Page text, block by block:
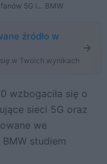
5G i… BMW
źródło w
w Twoich wynikach
sieci 5G oraz
we
studiem